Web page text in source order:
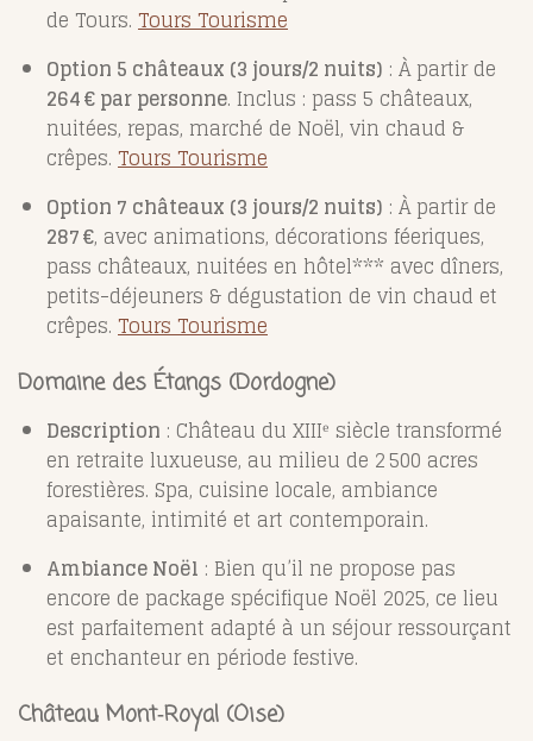
de Tours. Tours Tourisme
Option 5 châteaux (3 jours/2 nuits) : À partir de
264 € par personne. Inclus : pass 5 châteaux,
nuitées, repas, marché de Noël, vin chaud &
crêpes. Tours Tourisme
Option 7 châteaux (3 jours/2 nuits) : À partir de
287 €, avec animations, décorations féeriques,
pass châteaux, nuitées en hôtel*** avec dîners,
petits-déjeuners & dégustation de vin chaud et
crêpes. Tours Tourisme
Domaine des Étangs (Dordogne)
Description : Château du XIIIᵉ siècle transformé
en retraite luxueuse, au milieu de 2 500 acres
forestières. Spa, cuisine locale, ambiance
apaisante, intimité et art contemporain.
Ambiance Noël : Bien qu’il ne propose pas
encore de package spécifique Noël 2025, ce lieu
est parfaitement adapté à un séjour ressourçant
et enchanteur en période festive.
Château Mont‑Royal (Oise)